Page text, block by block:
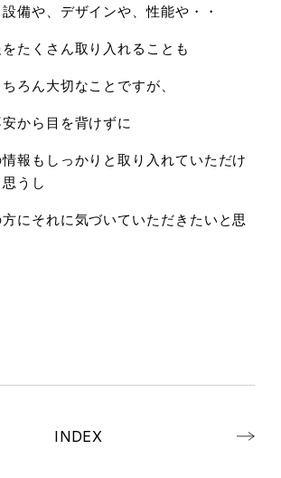
備や、デザインや、性能や・・
たくさん取り入れることも
ろん大切なことですが、
から目を背けずに
報もしっかりと取り入れていただけ
うし
にそれに気づいていただきたいと思
INDEX